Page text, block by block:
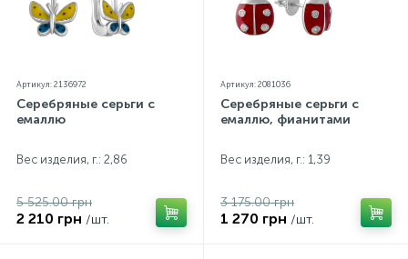
Артикул: 2136972
Серебряные серьги с
емаллю
Вес изделия, г.: 2,86
5 525.00 грн
2 210 грн /шт.
Артикул: 2081036
Серебряные серьги с
емаллю, фианитами
Вес изделия, г.: 1,39
3 175.00 грн
1 270 грн /шт.